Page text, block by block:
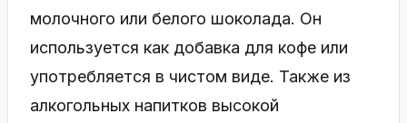
молочного или белого шоколада. Он
используется как добавка для кофе или
употребляется в чистом виде. Также из
алкогольных напитков высокой